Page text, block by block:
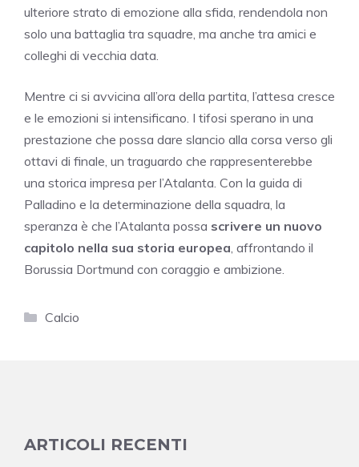
ulteriore strato di emozione alla sfida, rendendola non
solo una battaglia tra squadre, ma anche tra amici e
colleghi di vecchia data.
Mentre ci si avvicina all’ora della partita, l’attesa cresce
e le emozioni si intensificano. I tifosi sperano in una
prestazione che possa dare slancio alla corsa verso gli
ottavi di finale, un traguardo che rappresenterebbe
una storica impresa per l’Atalanta. Con la guida di
Palladino e la determinazione della squadra, la
speranza è che l’Atalanta possa scrivere un nuovo
capitolo nella sua storia europea , affrontando il
Borussia Dortmund con coraggio e ambizione.
Categorie
Calcio
ARTICOLI RECENTI